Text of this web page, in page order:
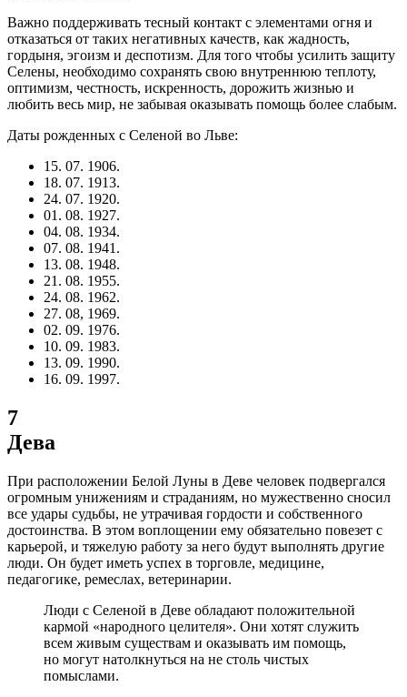
Важно поддерживать тесный контакт с элементами огня и
отказаться от таких негативных качеств, как жадность,
гордыня, эгоизм и деспотизм. Для того чтобы усилить защиту
Селены, необходимо сохранять свою внутреннюю теплоту,
оптимизм, честность, искренность, дорожить жизнью и
любить весь мир, не забывая оказывать помощь более слабым.
Даты рожденных с Селеной во Льве:
15. 07. 1906.
18. 07. 1913.
24. 07. 1920.
01. 08. 1927.
04. 08. 1934.
07. 08. 1941.
13. 08. 1948.
21. 08. 1955.
24. 08. 1962.
27. 08, 1969.
02. 09. 1976.
10. 09. 1983.
13. 09. 1990.
16. 09. 1997.
7
Дева
При расположении Белой Луны в Деве человек подвергался
огромным унижениям и страданиям, но мужественно сносил
все удары судьбы, не утрачивая гордости и собственного
достоинства. В этом воплощении ему обязательно повезет с
карьерой, и тяжелую работу за него будут выполнять другие
люди. Он будет иметь успех в торговле, медицине,
педагогике, ремеслах, ветеринарии.
Люди с Селеной в Деве обладают положительной
кармой «народного целителя». Они хотят служить
всем живым существам и оказывать им помощь,
но могут натолкнуться на не столь чистых
помыслами.